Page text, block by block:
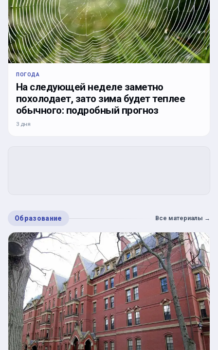
ПОГОДА
На следующей неделе заметно
похолодает, зато зима будет теплее
обычного: подробный прогноз
3 дня
Образование Все материалы →